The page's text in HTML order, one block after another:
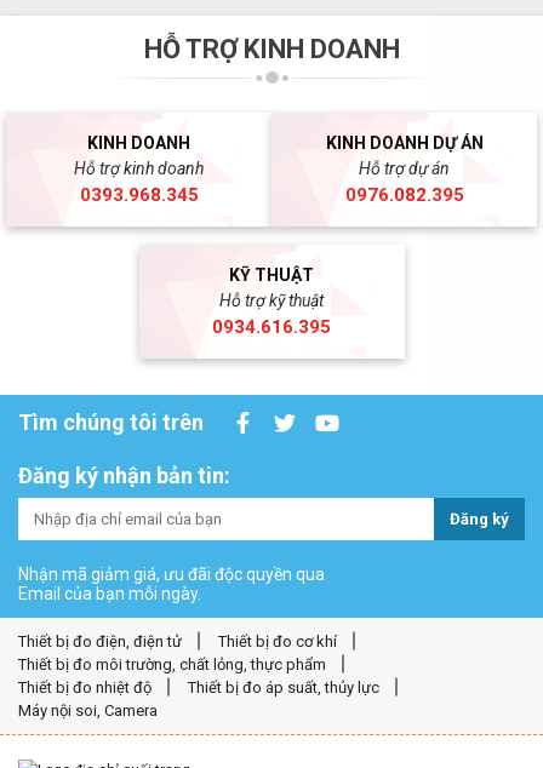
HỖ TRỢ KINH DOANH
KINH DOANH
Hỗ trợ kinh doanh
0393.968.345
KINH DOANH DỰ ÁN
Hỗ trợ dự án
0976.082.395
KỸ THUẬT
Hỗ trợ kỹ thuật
0934.616.395
Tìm chúng tôi trên
Đăng ký nhận bản tin:
Đăng ký
Nhận mã giảm giá, ưu đãi độc quyền qua
Email của bạn mỗi ngày.
Thiết bị đo điện, điện tử
Thiết bị đo cơ khí
Thiết bị đo môi trường, chất lỏng, thực phẩm
Thiết bị đo nhiệt độ
Thiết bị đo áp suất, thủy lực
Máy nội soi, Camera